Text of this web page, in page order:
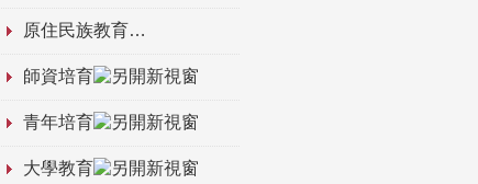
原住民族教育
師資培育
青年培育
大學教育